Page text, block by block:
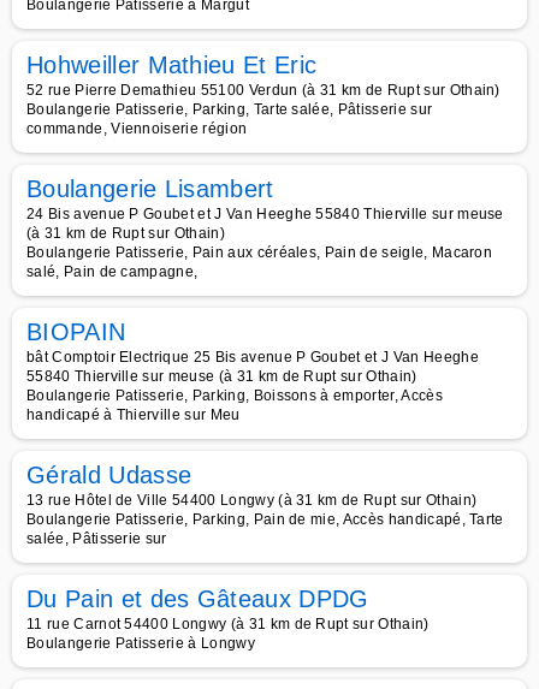
Boulangerie Patisserie à Margut
Hohweiller Mathieu Et Eric
52 rue Pierre Demathieu 55100 Verdun (à 31 km de Rupt sur Othain)
Boulangerie Patisserie, Parking, Tarte salée, Pâtisserie sur
commande, Viennoiserie région
Boulangerie Lisambert
24 Bis avenue P Goubet et J Van Heeghe 55840 Thierville sur meuse
(à 31 km de Rupt sur Othain)
Boulangerie Patisserie, Pain aux céréales, Pain de seigle, Macaron
salé, Pain de campagne,
BIOPAIN
bât Comptoir Electrique 25 Bis avenue P Goubet et J Van Heeghe
55840 Thierville sur meuse (à 31 km de Rupt sur Othain)
Boulangerie Patisserie, Parking, Boissons à emporter, Accès
handicapé à Thierville sur Meu
Gérald Udasse
13 rue Hôtel de Ville 54400 Longwy (à 31 km de Rupt sur Othain)
Boulangerie Patisserie, Parking, Pain de mie, Accès handicapé, Tarte
salée, Pâtisserie sur
Du Pain et des Gâteaux DPDG
11 rue Carnot 54400 Longwy (à 31 km de Rupt sur Othain)
Boulangerie Patisserie à Longwy